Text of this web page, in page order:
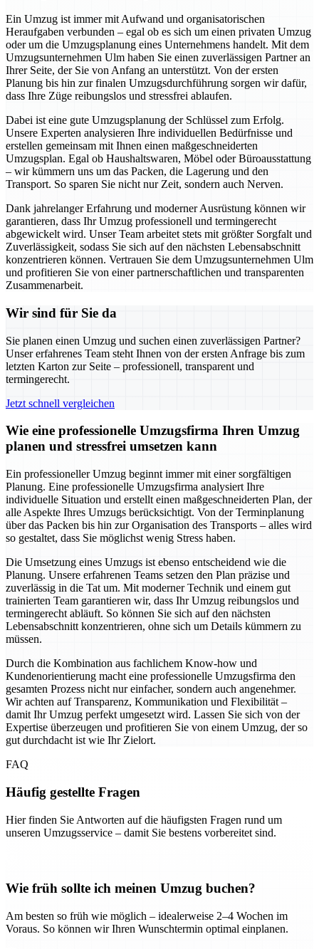
Ein Umzug ist immer mit Aufwand und organisatorischen
Heraufgaben verbunden – egal ob es sich um einen privaten Umzug
oder um die Umzugsplanung eines Unternehmens handelt. Mit dem
Umzugsunternehmen Ulm haben Sie einen zuverlässigen Partner an
Ihrer Seite, der Sie von Anfang an unterstützt. Von der ersten
Planung bis hin zur finalen Umzugsdurchführung sorgen wir dafür,
dass Ihre Züge reibungslos und stressfrei ablaufen.
Dabei ist eine gute Umzugsplanung der Schlüssel zum Erfolg.
Unsere Experten analysieren Ihre individuellen Bedürfnisse und
erstellen gemeinsam mit Ihnen einen maßgeschneiderten
Umzugsplan. Egal ob Haushaltswaren, Möbel oder Büroausstattung
– wir kümmern uns um das Packen, die Lagerung und den
Transport. So sparen Sie nicht nur Zeit, sondern auch Nerven.
Dank jahrelanger Erfahrung und moderner Ausrüstung können wir
garantieren, dass Ihr Umzug professionell und termingerecht
abgewickelt wird. Unser Team arbeitet stets mit größter Sorgfalt und
Zuverlässigkeit, sodass Sie sich auf den nächsten Lebensabschnitt
konzentrieren können. Vertrauen Sie dem Umzugsunternehmen Ulm
und profitieren Sie von einer partnerschaftlichen und transparenten
Zusammenarbeit.
Wir sind für Sie da
Sie planen einen Umzug und suchen einen zuverlässigen Partner?
Unser erfahrenes Team steht Ihnen von der ersten Anfrage bis zum
letzten Karton zur Seite – professionell, transparent und
termingerecht.
Jetzt schnell vergleichen
Wie eine professionelle Umzugsfirma Ihren Umzug
planen und stressfrei umsetzen kann
Ein professioneller Umzug beginnt immer mit einer sorgfältigen
Planung. Eine professionelle Umzugsfirma analysiert Ihre
individuelle Situation und erstellt einen maßgeschneiderten Plan, der
alle Aspekte Ihres Umzugs berücksichtigt. Von der Terminplanung
über das Packen bis hin zur Organisation des Transports – alles wird
so gestaltet, dass Sie möglichst wenig Stress haben.
Die Umsetzung eines Umzugs ist ebenso entscheidend wie die
Planung. Unsere erfahrenen Teams setzen den Plan präzise und
zuverlässig in die Tat um. Mit moderner Technik und einem gut
trainierten Team garantieren wir, dass Ihr Umzug reibungslos und
termingerecht abläuft. So können Sie sich auf den nächsten
Lebensabschnitt konzentrieren, ohne sich um Details kümmern zu
müssen.
Durch die Kombination aus fachlichem Know-how und
Kundenorientierung macht eine professionelle Umzugsfirma den
gesamten Prozess nicht nur einfacher, sondern auch angenehmer.
Wir achten auf Transparenz, Kommunikation und Flexibilität –
damit Ihr Umzug perfekt umgesetzt wird. Lassen Sie sich von der
Expertise überzeugen und profitieren Sie von einem Umzug, der so
gut durchdacht ist wie Ihr Zielort.
FAQ
Häufig gestellte Fragen
Hier finden Sie Antworten auf die häufigsten Fragen rund um
unseren Umzugsservice – damit Sie bestens vorbereitet sind.
Wie früh sollte ich meinen Umzug buchen?
Am besten so früh wie möglich – idealerweise 2–4 Wochen im
Voraus. So können wir Ihren Wunschtermin optimal einplanen.